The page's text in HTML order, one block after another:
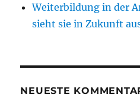
Weiterbildung in der
sieht sie in Zukunft
NEUESTE